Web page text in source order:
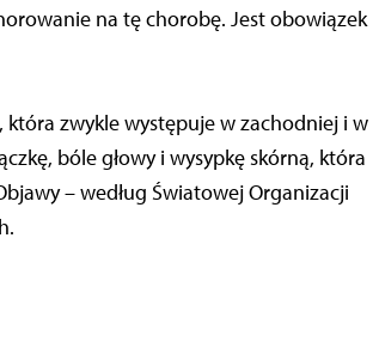
na tę chorobę. Jest obowiązek
zwykle występuje w zachodniej i w
bóle głowy i wysypkę skórną, która
– według Światowej Organizacji